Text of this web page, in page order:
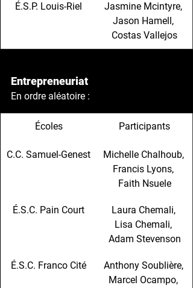
É.S.P. Louis-Riel
Jasmine Mcintyre,
Jason Hamell,
Costas Vallejos
Entrepreneuriat
En ordre aléatoire :
Écoles Participants
C.C. Samuel-Genest
Michelle Chalhoub,
Francis Lyons,
Faith Nsuele
É.S.C. Pain Court
Laura Chemali,
Lisa Chemali,
Adam Stevenson
É.S.C. Franco Cité
Anthony Soublière,
Marcel Ocampo,